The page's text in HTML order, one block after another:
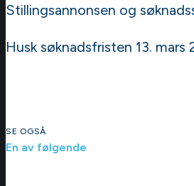
Stillingsannonsen og
Husk søknadsfristen 13. mars
SE OGSÅ
En av følgende